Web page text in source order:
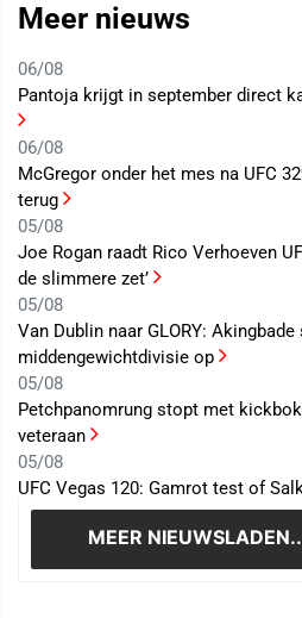
Meer nieuws
06/08
Pantoja krijgt in september direct
06/08
McGregor onder het mes na UFC
terug
05/08
Joe Rogan raadt Rico Verhoeven
de slimmere zet’
05/08
Van Dublin naar GLORY:
middengewichtdivisie op
05/08
Petchpanomrung stopt met
veteraan
05/08
UFC Vegas 120: Gamrot test of
MEER NIEUWS